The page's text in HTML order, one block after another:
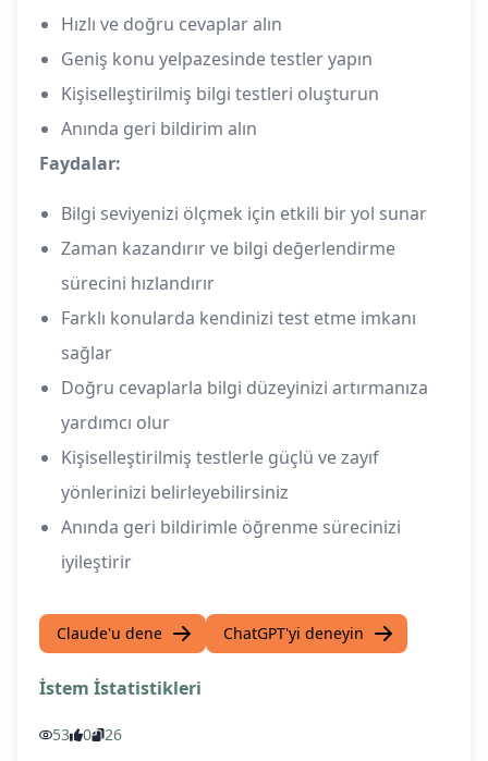
Hızlı ve doğru cevaplar alın
Geniş konu yelpazesinde testler yapın
Kişiselleştirilmiş bilgi testleri oluşturun
Anında geri bildirim alın
Faydalar:
Bilgi seviyenizi ölçmek için etkili bir yol sunar
Zaman kazandırır ve bilgi değerlendirme
sürecini hızlandırır
Farklı konularda kendinizi test etme imkanı
sağlar
Doğru cevaplarla bilgi düzeyinizi artırmanıza
yardımcı olur
Kişiselleştirilmiş testlerle güçlü ve zayıf
yönlerinizi belirleyebilirsiniz
Anında geri bildirimle öğrenme sürecinizi
iyileştirir
Claude'u dene ChatGPT'yi deneyin
İstem İstatistikleri
53 0 26